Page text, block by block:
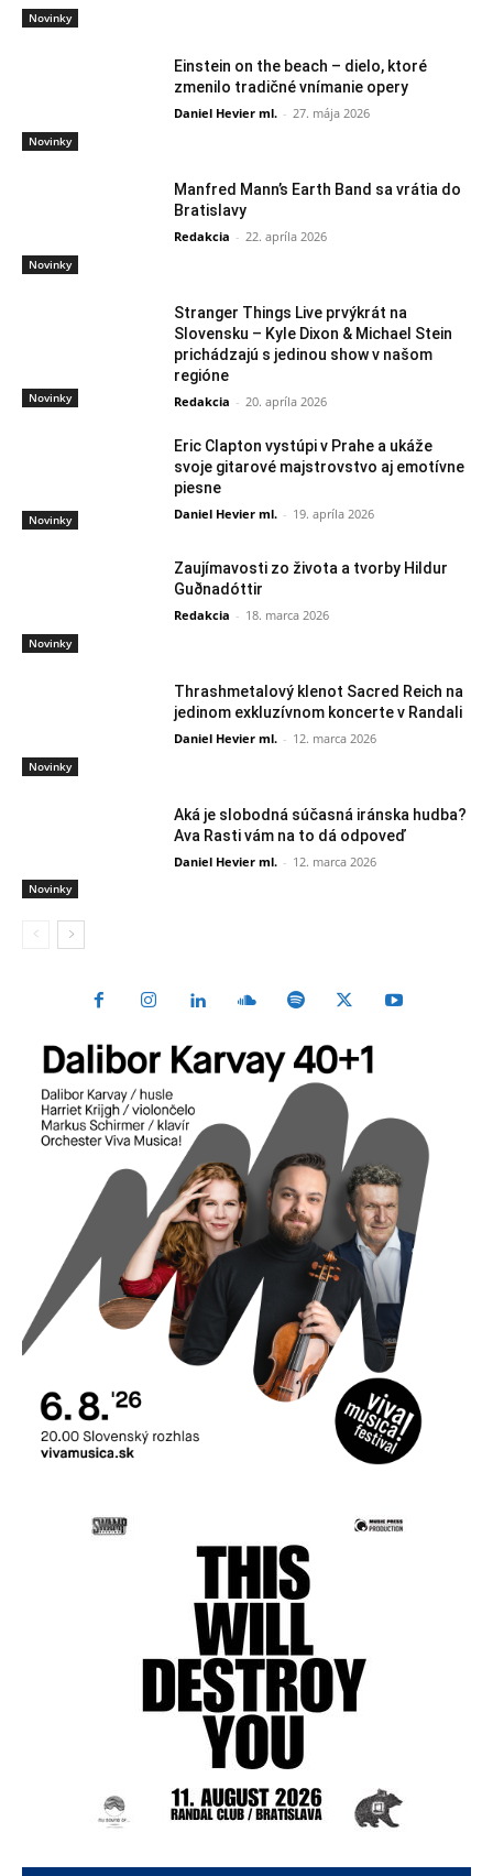
Novinky
Novinky
Einstein on the beach – dielo, ktoré
zmenilo tradičné vnímanie opery
Daniel Hevier ml. - 27. mája 2026
Novinky
Manfred Mann’s Earth Band sa vrátia do
Bratislavy
Redakcia - 22. apríla 2026
Novinky
Stranger Things Live prvýkrát na
Slovensku – Kyle Dixon & Michael Stein
prichádzajú s jedinou show v našom
regióne
Redakcia - 20. apríla 2026
Novinky
Eric Clapton vystúpi v Prahe a ukáže
svoje gitarové majstrovstvo aj emotívne
piesne
Daniel Hevier ml. - 19. apríla 2026
Novinky
Zaujímavosti zo života a tvorby Hildur
Guðnadóttir
Redakcia - 18. marca 2026
Novinky
Thrashmetalový klenot Sacred Reich na
jedinom exkluzívnom koncerte v Randali
Daniel Hevier ml. - 12. marca 2026
Novinky
Aká je slobodná súčasná iránska hudba?
Ava Rasti vám na to dá odpoveď
Daniel Hevier ml. - 12. marca 2026